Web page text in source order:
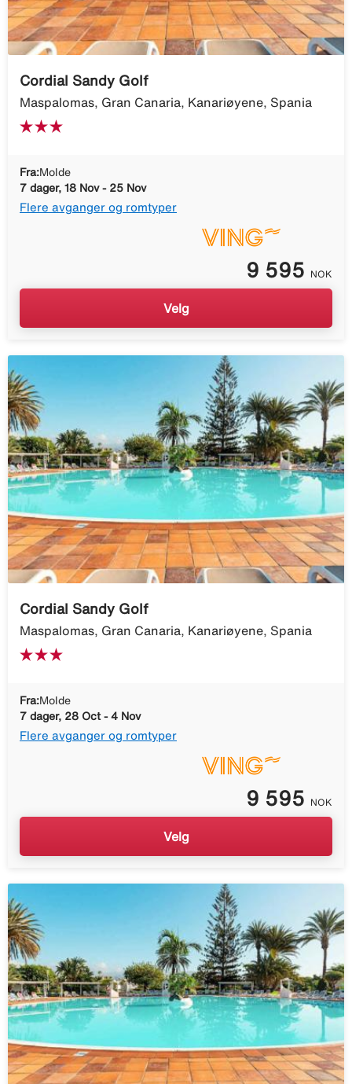
Cordial Sandy Golf
Maspalomas, Gran Canaria, Kanariøyene, Spania
Fra:Molde
7 dager, 18 Nov - 25 Nov
Flere avganger og romtyper
9 595 NOK
Velg
Cordial Sandy Golf
Maspalomas, Gran Canaria, Kanariøyene, Spania
Fra:Molde
7 dager, 28 Oct - 4 Nov
Flere avganger og romtyper
9 595 NOK
Velg